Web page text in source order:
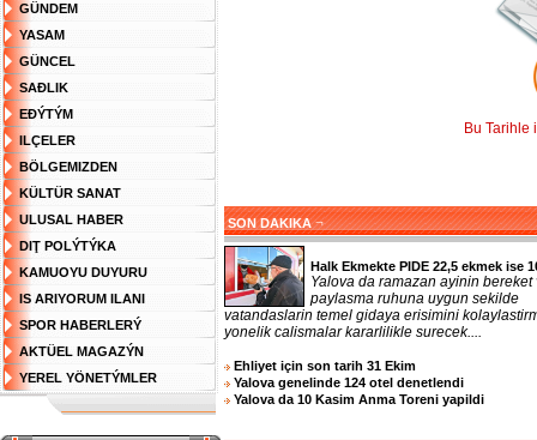
GÜNDEM
YASAM
GÜNCEL
SAĐLIK
EĐÝTÝM
ILÇELER
BÖLGEMIZDEN
KÜLTÜR SANAT
ULUSAL HABER
DIŢ POLÝTÝKA
KAMUOYU DUYURU
IS ARIYORUM ILANI
SPOR HABERLERÝ
AKTÜEL MAGAZÝN
YEREL YÖNETÝMLER
Bu Tarihle
SON DAKIKA ¬
Halk Ekmekte PIDE 22,5 ekmek ise
Yalova da ramazan ayinin bereket
paylasma ruhuna uygun sekilde
vatandaslarin temel gidaya erisimini
yonelik calismalar kararlilikle surecek....
Ehliyet için son tarih 31 Ekim
Yalova genelinde 124 otel denetlendi
Yalova da 10 Kasim Anma Toreni yapildi